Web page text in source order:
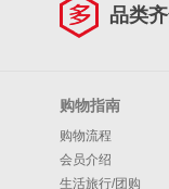
品类
购物指南
购物流程
会员介绍
生活旅行/团购